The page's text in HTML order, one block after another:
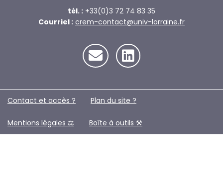
tél. : +33(0)3 72 74 83 35
Courriel : crem-contact@univ-lorraine.fr
Contact et accès ? Plan du site ?️
Mentions légales ⚖️ Boîte à outils ⚒️